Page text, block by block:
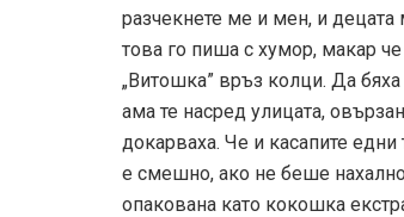
разчекнете ме и мен, и
това го пиша с хумор, макар
„Витошка” връз колци. Да
ама те насред улицата,
докарваха. Че и касапите
е смешно, ако не беше
опакована като кокошка